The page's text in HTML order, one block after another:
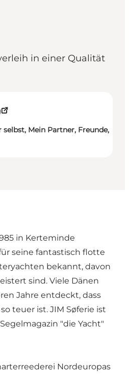
in einer Qualität
selbst, Mein Partner, Freunde,
in Kerteminde
seine fantastisch flotte
bekannt, davon
sind. Viele Dänen
Jahre entdeckt, dass
teuer ist. JIM Søferie ist
"die Yacht"
Nordeuropas